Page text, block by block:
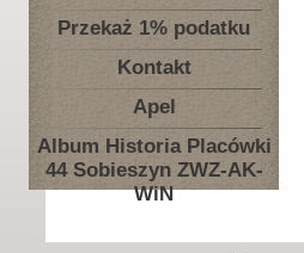
Przekaż 1% podatku
Kontakt
Apel
Album Historia Placówki
44 Sobieszyn ZWZ-AK-
WiN